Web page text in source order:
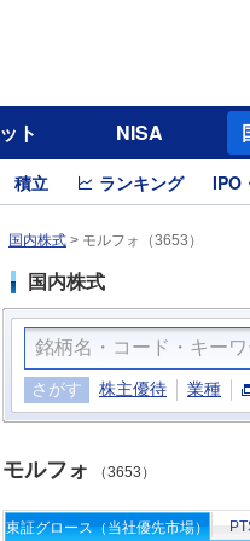
ト NISA
積立 ランキング IPO
国内株式 > モルフォ（3653）
国内株式
さがす 株主優待 業種
モルフォ （3653）
東証グロース（当社優先市場）